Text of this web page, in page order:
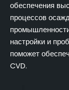
обеспечения
процессов
настройки и
поможет
CVD.